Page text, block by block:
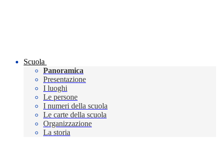
Scuola
Panoramica
Presentazione
I luoghi
Le persone
I numeri della scuola
Le carte della scuola
Organizzazione
La storia